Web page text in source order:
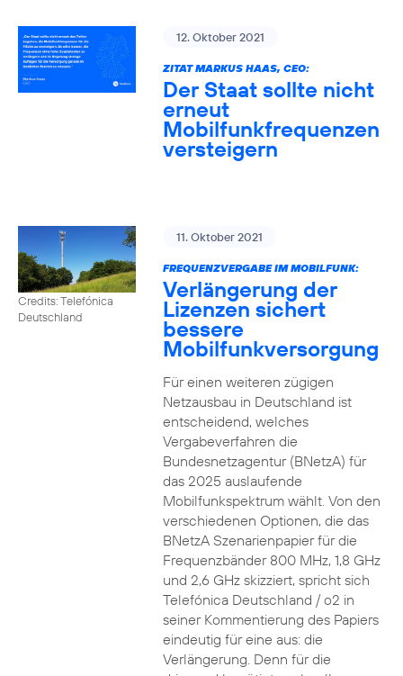
12. Oktober 2021
ZITAT MARKUS HAAS, CEO:
Der Staat sollte nicht
erneut
Mobilfunkfrequenzen
versteigern
Credits: Telefónica
Deutschland
11. Oktober 2021
FREQUENZVERGABE IM MOBILFUNK:
Verlängerung der
Lizenzen sichert
bessere
Mobilfunkversorgung
Für einen weiteren zügigen
Netzausbau in Deutschland ist
entscheidend, welches
Vergabeverfahren die
Bundesnetzagentur (BNetzA) für
das 2025 auslaufende
Mobilfunkspektrum wählt. Von den
verschiedenen Optionen, die das
BNetzA Szenarienpapier für die
Frequenzbänder 800 MHz, 1,8 GHz
und 2,6 GHz skizziert, spricht sich
Telefónica Deutschland / o2 in
seiner Kommentierung des Papiers
eindeutig für eine aus: die
Verlängerung. Denn für die